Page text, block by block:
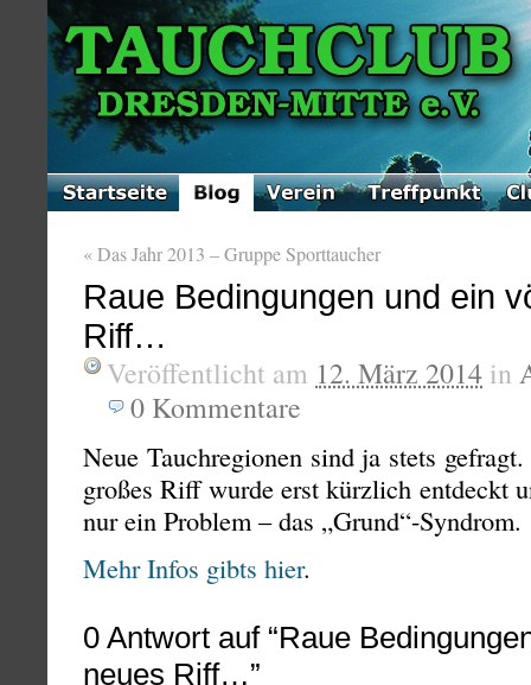
«Das Jahr 2013 – Gruppe Sporttaucher
Raue Bedingungen und ein
Riff…
Veröffentlicht am 12. März 2014 in
0 Kommentare
Neue Tauchregionen sind ja stets
großes Riff wurde erst kürzlich entdeckt
nur ein Problem – das „Grund“-Syndrom.
Mehr Infos gibts hier.
0 Antwort auf “Raue
neues Riff…”